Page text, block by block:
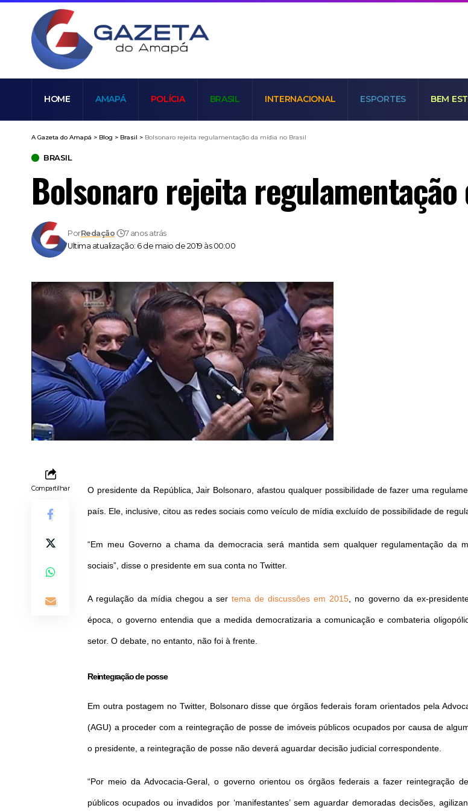
HOME AMAPÁ POLÍCIA BRASIL INTERNACIONAL ESPORTES BEM
A Gazeta do Amapá > Blog > Brasil > Bolsonaro rejeita regulamentação da mídia no Brasil
BRASIL
Bolsonaro rejeita
Ultima atualização: 6 de maio de 2019 às 00:00
PorRedação 7 anos atrás
Compartilhar O presidente da República, Jair Bolsonaro, afastou qualquer possibilidade de fazer uma
país. Ele, inclusive, citou as redes sociais como veículo de mídia excluído de possibilidade de
“Em meu Governo a chama da democracia será mantida sem qualquer regulamentação da
sociais”, disse o presidente em sua conta no Twitter.
A regulação da mídia chegou a sertema de discussões em 2015 , no governo da ex-
época, o governo entendia que a medida democratizaria a comunicação e combateria
setor. O debate, no entanto, não foi à frente.
Reintegração de posse
Em outra postagem no Twitter, Bolsonaro disse que órgãos federais foram orientados pela
(AGU) a proceder com a reintegração de posse de imóveis públicos ocupados por causa de
o presidente, a reintegração de posse não deverá aguardar decisão judicial correspondente.
“Por meio da Advocacia-Geral, o governo orientou os órgãos federais a fazer reintegração
públicos ocupados ou invadidos por ‘manifestantes’ sem aguardar demoradas decisões,